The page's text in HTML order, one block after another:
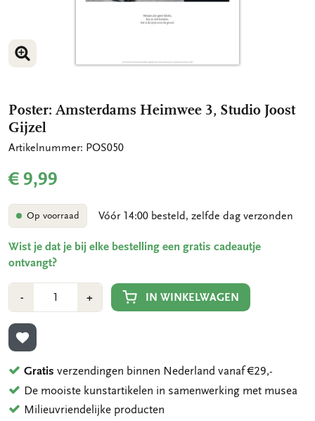
VERGROOT AFBEELDING
Poster: Amsterdams Heimwee 3, Studio Joost
Gijzel
Artikelnummer: POS050
€ 9,99
Op voorraad Vóór 14:00 besteld, zelfde dag verzonden
Wist je dat je bij elke bestelling een gratis cadeautje
ontvangt?
-Min
1
+Plus
1
IN WINKELWAGEN
TOEVOEGEN AAN VERLANGLIJST
Gratis verzendingen binnen Nederland vanaf €29,-
De mooiste kunstartikelen in samenwerking met musea
Milieuvriendelijke producten